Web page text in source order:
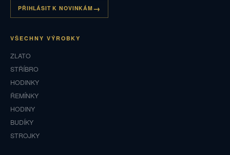
PŘIHLÁSIT K NOVINKÁM
VŠECHNY VÝROBKY
ZLATO
STŘÍBRO
HODINKY
ŘEMÍNKY
HODINY
BUDÍKY
STROJKY